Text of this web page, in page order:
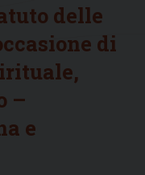
delle
di
–
e